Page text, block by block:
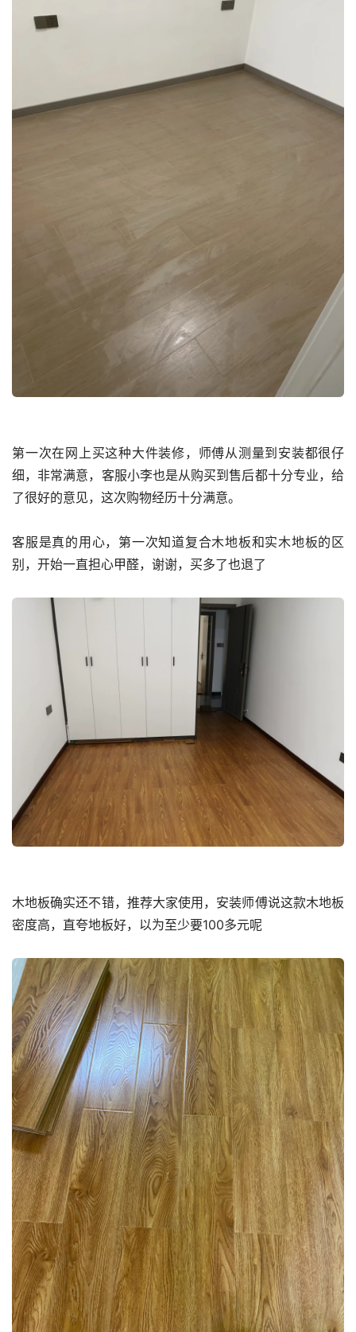
第一次在网上买这种大件装修，师傅从测量到安装都很仔
细，非常满意，客服小李也是从购买到售后都十分专业，给
了很好的意见，这次购物经历十分满意。
客服是真的用心，第一次知道复合木地板和实木地板的区
别，开始一直担心甲醛，谢谢，买多了也退了
木地板确实还不错，推荐大家使用，安装师傅说这款木地板
密度高，直夸地板好，以为至少要100多元呢